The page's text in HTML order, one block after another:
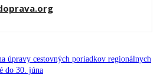
úpravy cestovných poriadkov regionálnych
do 30. júna